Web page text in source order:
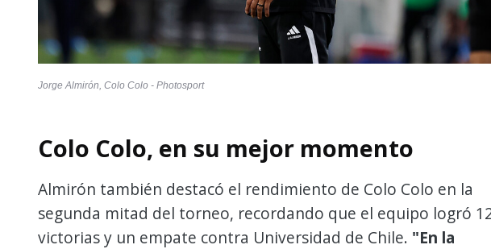
Jorge Almirón, Colo Colo - Photosport
Colo Colo, en su mejor momento
Almirón también destacó el rendimiento de Colo Colo en la
segunda mitad del torneo, recordando que el equipo logró
victorias y un empate contra Universidad de Chile. "En la